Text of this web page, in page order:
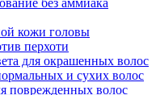
без аммиака
кожи головы
перхоти
для окрашенных волос
и сухих волос
поврежденных волос